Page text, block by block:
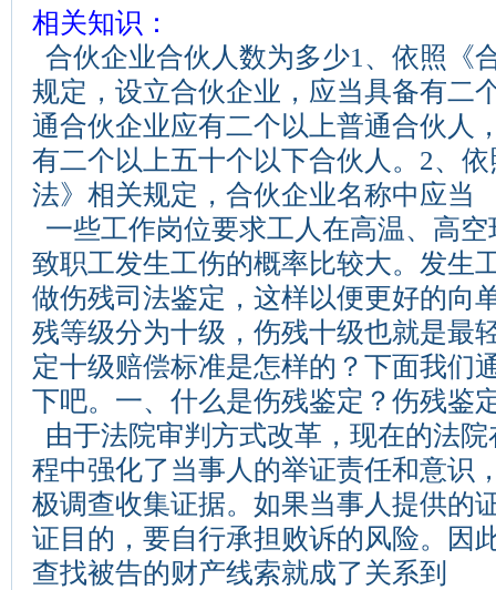
相关知识：
合伙企业合伙人数为多少1、依照《
规定，设立合伙企业，应当具备有二
通合伙企业应有二个以上普通合伙人
有二个以上五十个以下合伙人。2、
法》相关规定，合伙企业名称中应当
一些工作岗位要求工人在高温、高
致职工发生工伤的概率比较大。发生
做伤残司法鉴定，这样以便更好的向
残等级分为十级，伤残十级也就是最
定十级赔偿标准是怎样的？下面我们
下吧。一、什么是伤残鉴定？伤残鉴
由于法院审判方式改革，现在的法
程中强化了当事人的举证责任和意识
极调查收集证据。如果当事人提供的
证目的，要自行承担败诉的风险。因
查找被告的财产线索就成了关系到